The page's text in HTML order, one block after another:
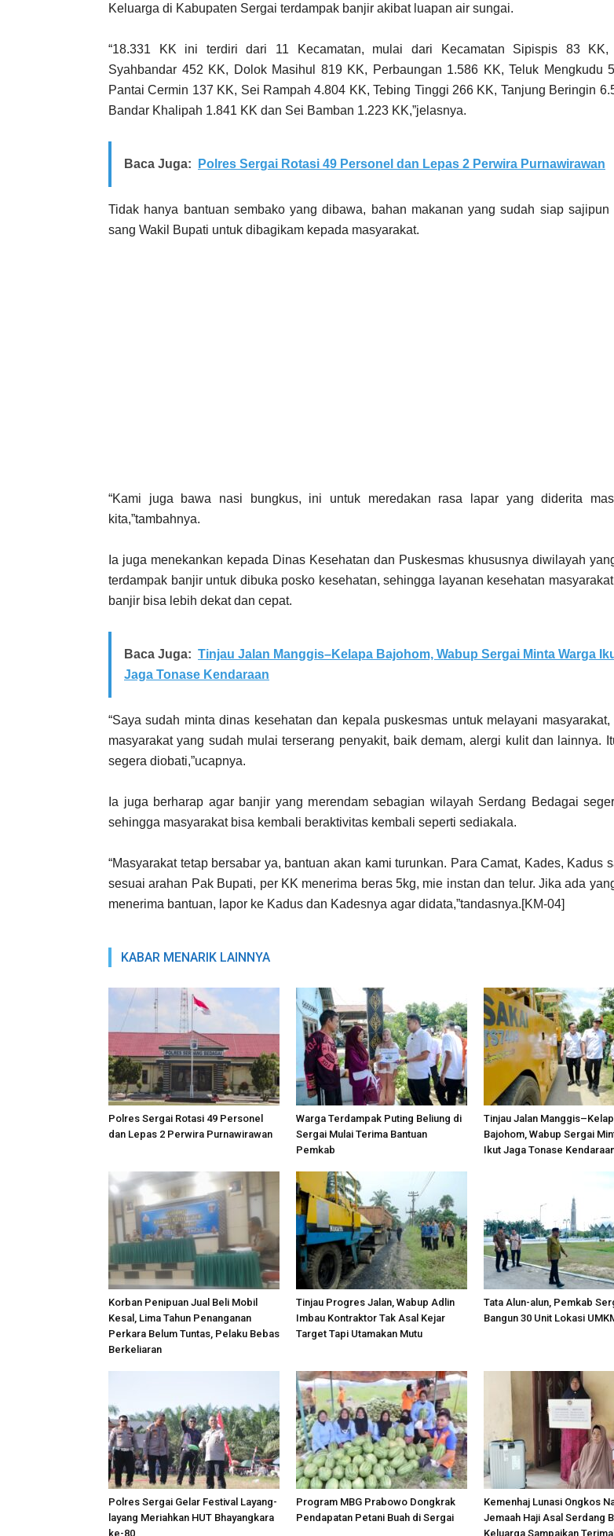
Keluarga di Kabupaten Sergai terdampak banjir akibat luapan air sungai.
“18.331 KK ini terdiri dari 11 Kecamatan, mulai dari Kecamatan Sipispis 83 KK,
Syahbandar 452 KK, Dolok Masihul 819 KK, Perbaungan 1.586 KK, Teluk Mengkudu
Pantai Cermin 137 KK, Sei Rampah 4.804 KK, Tebing Tinggi 266 KK, Tanjung Beringin
Bandar Khalipah 1.841 KK dan Sei Bamban 1.223 KK,”jelasnya.
Baca Juga: Polres Sergai Rotasi 49 Personel dan Lepas 2 Perwira Purnawirawan
Tidak hanya bantuan sembako yang dibawa, bahan makanan yang sudah siap sajipun
sang Wakil Bupati untuk dibagikam kepada masyarakat.
“Kami juga bawa nasi bungkus, ini untuk meredakan rasa lapar yang diderita
kita,”tambahnya.
Ia juga menekankan kepada Dinas Kesehatan dan Puskesmas khususnya diwilayah
terdampak banjir untuk dibuka posko kesehatan, sehingga layanan kesehatan
banjir bisa lebih dekat dan cepat.
Baca Juga: Tinjau Jalan Manggis–Kelapa Bajohom, Wabup Sergai Minta Warga
Jaga Tonase Kendaraan
“Saya sudah minta dinas kesehatan dan kepala puskesmas untuk melayani masyarakat,
masyarakat yang sudah mulai terserang penyakit, baik demam, alergi kulit dan lainnya.
segera diobati,”ucapnya.
Ia juga berharap agar banjir yang merendam sebagian wilayah Serdang Bedagai
sehingga masyarakat bisa kembali beraktivitas kembali seperti sediakala.
“Masyarakat tetap bersabar ya, bantuan akan kami turunkan. Para Camat, Kades, Kadus
sesuai arahan Pak Bupati, per KK menerima beras 5kg, mie instan dan telur. Jika ada
menerima bantuan, lapor ke Kadus dan Kadesnya agar didata,”tandasnya.[KM-04]
KABAR MENARIK LAINNYA
Polres Sergai Rotasi 49 Personel
dan Lepas 2 Perwira Purnawirawan
Warga Terdampak Puting Beliung di
Sergai Mulai Terima Bantuan
Pemkab
Tinjau Jalan
Bajohom, Wabup Sergai
Ikut Jaga Tonase
Korban Penipuan Jual Beli Mobil
Kesal, Lima Tahun Penanganan
Perkara Belum Tuntas, Pelaku Bebas
Berkeliaran
Tinjau Progres Jalan, Wabup Adlin
Imbau Kontraktor Tak Asal Kejar
Target Tapi Utamakan Mutu
Tata Alun-alun, Pemkab
Bangun 30 Unit Lokasi
Polres Sergai Gelar Festival Layang-
layang Meriahkan HUT Bhayangkara
ke-80
Program MBG Prabowo Dongkrak
Pendapatan Petani Buah di Sergai
Kemenhaj Lunasi Ongkos
Jemaah Haji Asal Serdang
Keluarga Sampaikan